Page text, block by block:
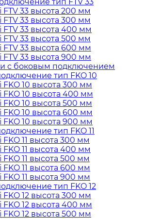
33 высота 200 мм
33 высота 300 мм
33 высота 400 мм
33 высота 500 мм
33 высота 600 мм
33 высота 900 мм
с боковым подключением
тип FKO 10
10 высота 300 мм
10 высота 400 мм
10 высота 500 мм
10 высота 600 мм
10 высота 900 мм
тип FKO 11
11 высота 300 мм
11 высота 400 мм
11 высота 500 мм
11 высота 600 мм
11 высота 900 мм
тип FKO 12
12 высота 300 мм
12 высота 400 мм
12 высота 500 мм